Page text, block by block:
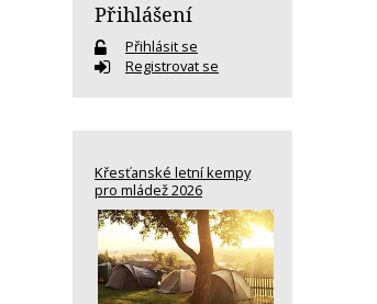
Přihlášení
Přihlásit se
Registrovat se
Křesťanské letní kempy
pro mládež 2026